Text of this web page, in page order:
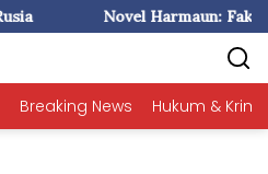
Novel Harmaun: Fakta plus
Breaking News Hukum &